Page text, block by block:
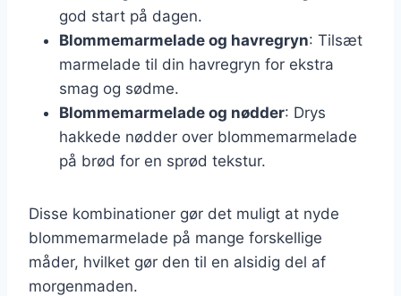
god start på dagen.
Blommemarmelade og havregryn: Tilsæt
marmelade til din havregryn for ekstra
smag og sødme.
Blommemarmelade og nødder: Drys
hakkede nødder over blommemarmelade
på brød for en sprød tekstur.
Disse kombinationer gør det muligt at nyde
blommemarmelade på mange forskellige
måder, hvilket gør den til en alsidig del af
morgenmaden.